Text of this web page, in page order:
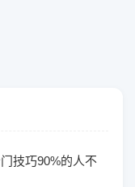
技巧90%的人不